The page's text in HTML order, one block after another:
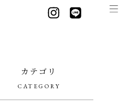
カテゴリ
CATEGORY